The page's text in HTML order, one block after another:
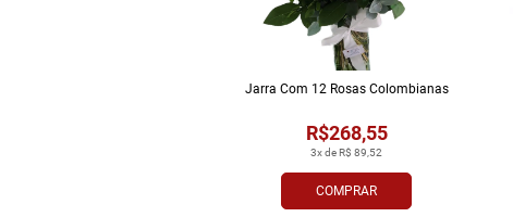
COMPRAR
3x de R$ 89,52
R$268,55
Jarra Com 12 Rosas Colombianas